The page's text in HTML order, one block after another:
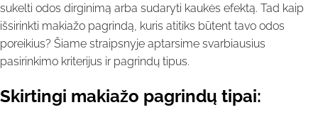
sukelti odos dirginimą arba sudaryti kaukės efektą. Tad kaip
išsirinkti makiažo pagrindą, kuris atitiks būtent tavo odos
poreikius? Šiame straipsnyje aptarsime svarbiausius
pasirinkimo kriterijus ir pagrindų tipus.
Skirtingi makiažo pagrindų tipai: